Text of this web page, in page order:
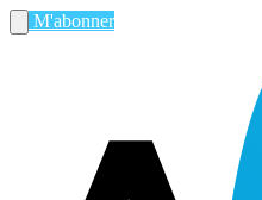
M'abonner